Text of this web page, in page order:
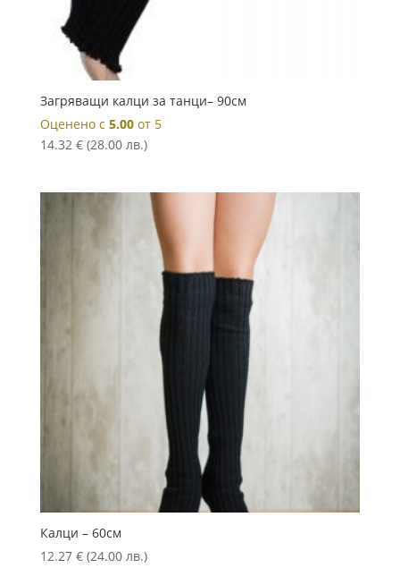
Загряващи калци за танци– 90см
Оценено с 5.00от 5
14.32 € (28.00 лв.)
Калци – 60см
12.27 € (24.00 лв.)